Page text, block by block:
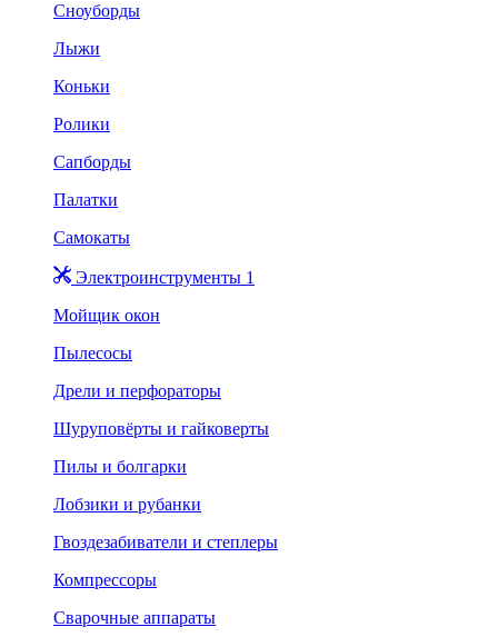
Сноуборды
Лыжи
Коньки
Ролики
Сапборды
Палатки
Самокаты
Электроинструменты 1
Мойщик окон
Пылесосы
Дрели и перфораторы
Шуруповёрты и гайковерты
Пилы и болгарки
Лобзики и рубанки
Гвоздезабиватели и степлеры
Компрессоры
Сварочные аппараты